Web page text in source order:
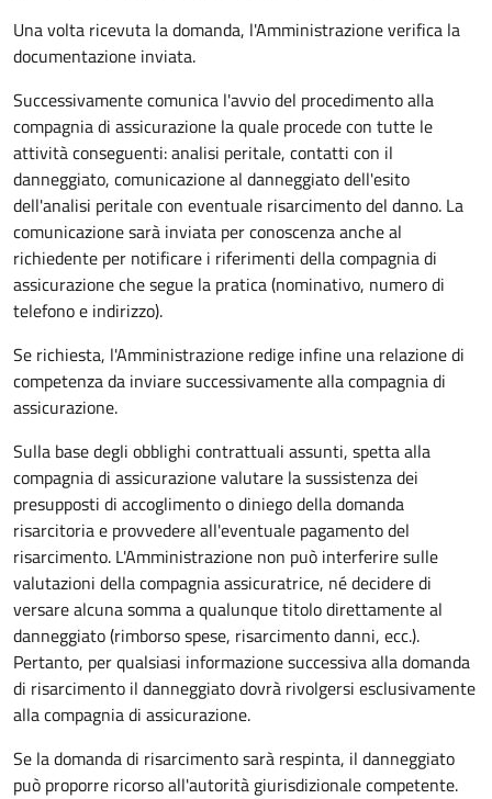
Una volta ricevuta la domanda, l'Amministrazione verifica la
documentazione inviata.
Successivamente comunica l'avvio del procedimento alla
compagnia di assicurazione la quale procede con tutte le
attività conseguenti: analisi peritale, contatti con il
danneggiato, comunicazione al danneggiato dell'esito
dell'analisi peritale con eventuale risarcimento del danno. La
comunicazione sarà inviata per conoscenza anche al
richiedente per notificare i riferimenti della compagnia di
assicurazione che segue la pratica (nominativo, numero di
telefono e indirizzo).
Se richiesta, l'Amministrazione redige infine una relazione di
competenza da inviare successivamente alla compagnia di
assicurazione.
Sulla base degli obblighi contrattuali assunti, spetta alla
compagnia di assicurazione valutare la sussistenza dei
presupposti di accoglimento o diniego della domanda
risarcitoria e provvedere all'eventuale pagamento del
risarcimento. L'Amministrazione non può interferire sulle
valutazioni della compagnia assicuratrice, né decidere di
versare alcuna somma a qualunque titolo direttamente al
danneggiato (rimborso spese, risarcimento danni, ecc.).
Pertanto, per qualsiasi informazione successiva alla domanda
di risarcimento il danneggiato dovrà rivolgersi esclusivamente
alla compagnia di assicurazione.
Se la domanda di risarcimento sarà respinta, il danneggiato
può proporre ricorso all'autorità giurisdizionale competente.